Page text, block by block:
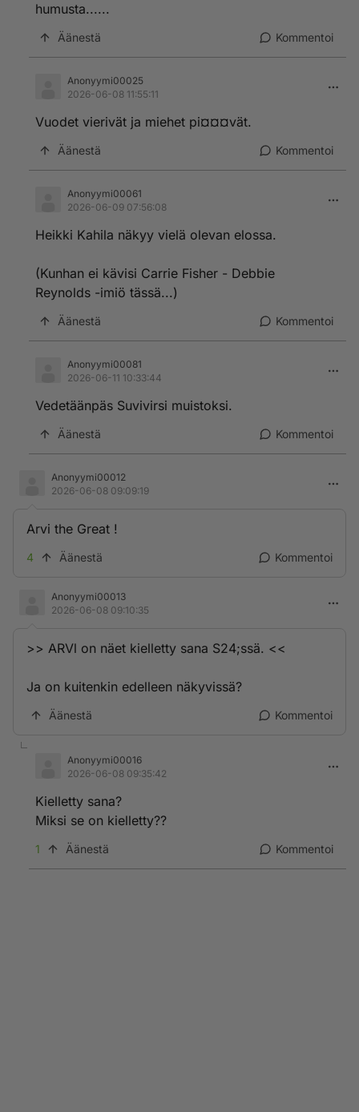
humusta......
Äänestä Kommentoi
Anonyymi00025
2026-06-08 11:55:11
Vuodet vierivät ja miehet pi¤¤¤vät.
Äänestä Kommentoi
Anonyymi00061
2026-06-09 07:56:08
Heikki Kahila näkyy vielä olevan elossa.
(Kunhan ei kävisi Carrie Fisher - Debbie
Reynolds -imiö tässä...)
Äänestä Kommentoi
Anonyymi00081
2026-06-11 10:33:44
Vedetäänpäs Suvivirsi muistoksi.
Äänestä Kommentoi
Anonyymi00012
2026-06-08 09:09:19
Arvi the Great !
4 Äänestä Kommentoi
Anonyymi00013
2026-06-08 09:10:35
>> ARVl on näet kielletty sana S24;ssä. <<
Ja on kuitenkin edelleen näkyvissä?
Äänestä Kommentoi
Anonyymi00016
2026-06-08 09:35:42
Kielletty sana?
Miksi se on kielletty??
1 Äänestä Kommentoi